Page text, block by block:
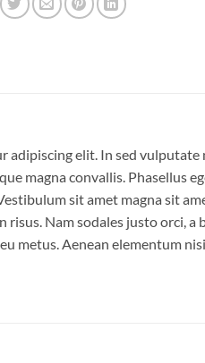
elit. In sed vulputate
magna convallis. Phasellus
sit amet magna sit
Nam sodales justo orci,
metus. Aenean elementum